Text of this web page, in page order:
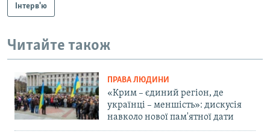
Інтерв'ю
Читайте також
ПРАВА ЛЮДИНИ
«Крим – єдиний регіон, де
українці – меншість»: дискусія
навколо нової пам'ятної дати